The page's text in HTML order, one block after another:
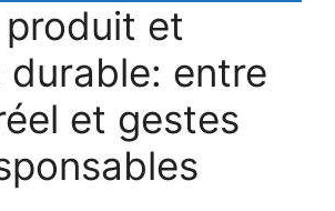
produit et
durable: entre
et gestes